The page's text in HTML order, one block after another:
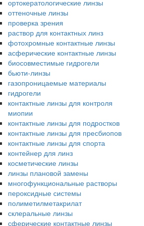
ортокератологические линзы
оттеночные линзы
проверка зрения
раствор для контактных линз
фотохромные контактные линзы
асферические контактные линзы
биосовместимые гидрогели
бьюти-линзы
газопроницаемые материалы
гидрогели
контактные линзы для контроля
миопии
контактные линзы для подростков
контактные линзы для пресбиопов
контактные линзы для спорта
контейнер для линз
косметические линзы
линзы плановой замены
многофункциональные растворы
пероксидные системы
полиметилметакрилат
склеральные линзы
сферические контактные линзы